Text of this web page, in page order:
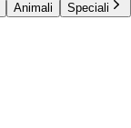
Animali
Speciali